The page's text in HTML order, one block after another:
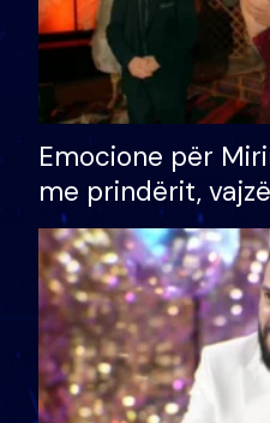
Emocione për
me prindërit,
bashkëshorten:
divorci apo jo?